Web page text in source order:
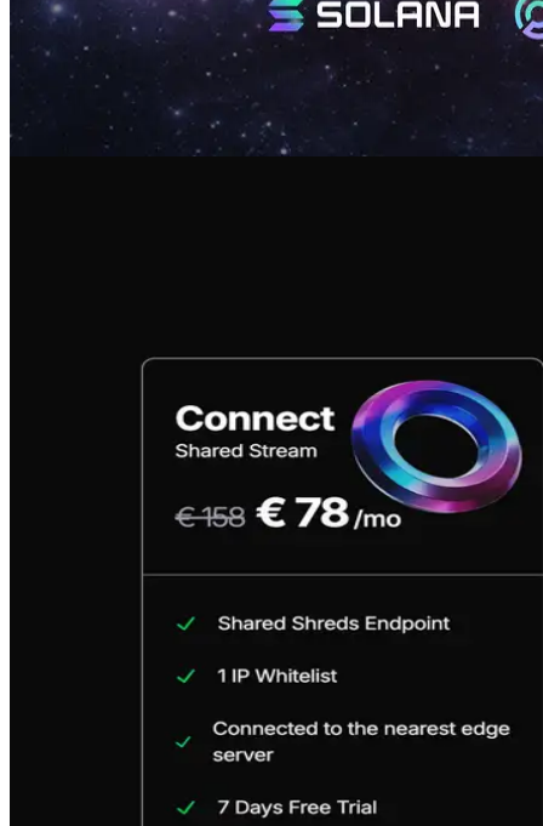
을 유지하게 쉽게 만듭니다. 가격, 사양, 속도 제한 또는 인증에
대한 변경이 없습니다.